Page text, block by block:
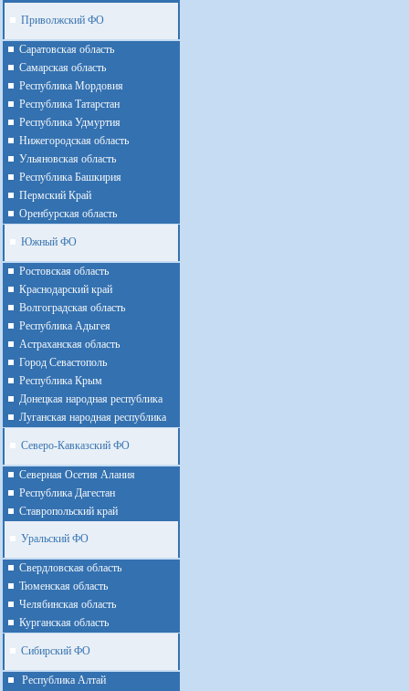
Приволжский ФО
Cаратовская область
Cамарская область
Республика Мордовия
Республика Татарстан
Республика Удмуртия
Нижегородская область
Ульяновская область
Республика Башкирия
Пермский Край
Оренбурская область
Южный ФО
Ростовская область
Краснодарский край
Волгоградская область
Республика Адыгея
Астраханская область
Город Севастополь
Республика Крым
Донецкая народная республика
Луганская народная республика
Северо-Кавказский ФО
Северная Осетия Алания
Республика Дагестан
Ставропольский край
Уральский ФО
Cвердловская область
Тюменская область
Челябинская область
Курганская область
Сибирский ФО
Республика Алтай